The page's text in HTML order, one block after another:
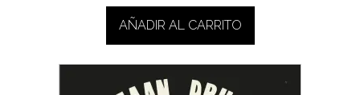
AÑADIR AL CARRITO